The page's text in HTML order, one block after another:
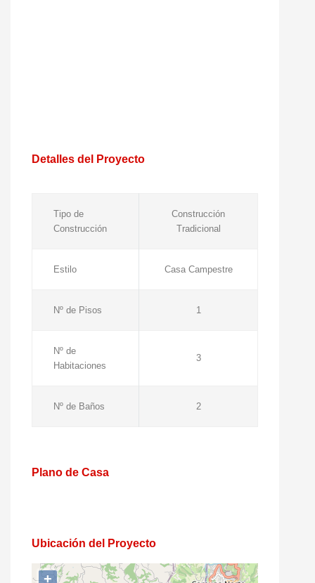
Detalles del Proyecto
Tipo de
Construcción
Construcción
Tradicional
Estilo Casa Campestre
Nº de Pisos 1
Nº de
Habitaciones
3
Nº de Baños 2
Plano de Casa
Ubicación del Proyecto
+